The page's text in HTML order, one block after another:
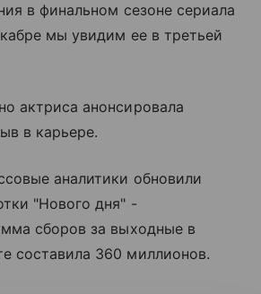
в финальном сезоне сериала
мы увидим ее в третьей
актриса анонсировала
в карьере.
аналитики обновили
"Нового дня" -
сборов за выходные в
составила 360 миллионов.